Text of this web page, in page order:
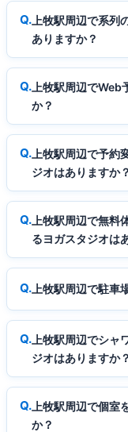
上牧駅周辺で系
ありますか？
上牧駅周辺で
か？
上牧駅周辺で予約
ジオはありますか？
上牧駅周辺で無
るヨガスタジオは
上牧駅周辺で駐車
上牧駅周辺でシャ
ジオはありますか？
上牧駅周辺で個
か？